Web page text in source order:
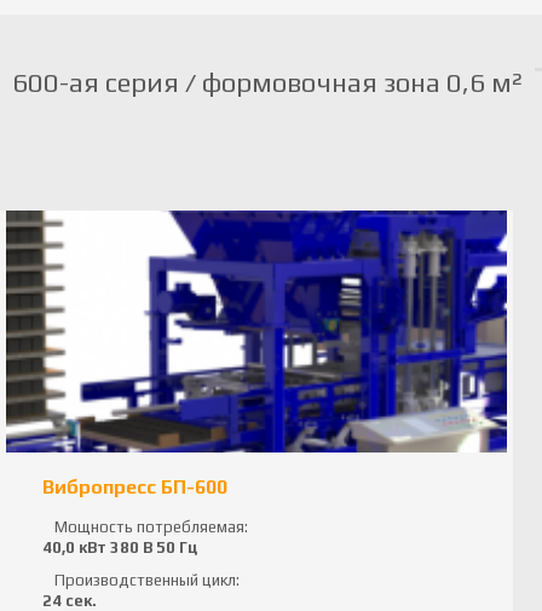
600-ая серия / формовочная зона 0,6 м²
Вибропресс БП-600
Мощность потребляемая:
40,0 кВт 380 В 50 Гц
Производственный цикл:
24 сек.